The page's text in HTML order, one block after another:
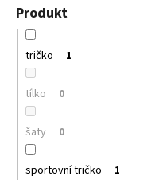
Produkt
tričko 1
tílko 0
šaty 0
sportovní tričko 1